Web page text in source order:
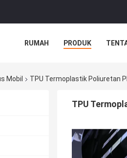
RUMAH PRODUK
Mobil TPU Termoplastik Poliuretan
TPU